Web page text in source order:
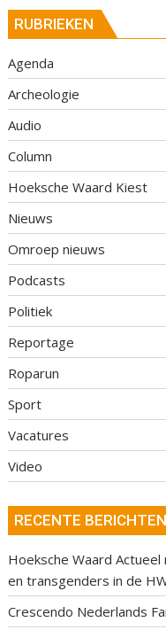
RUBRIEKEN
Agenda
Archeologie
Audio
Column
Hoeksche Waard Kiest
Nieuws
Omroep nieuws
Podcasts
Politiek
Reportage
Roparun
Sport
Vacatures
Video
RECENTE BERICHTEN
Hoeksche Waard
en transgenders in de
Crescendo Nederlands